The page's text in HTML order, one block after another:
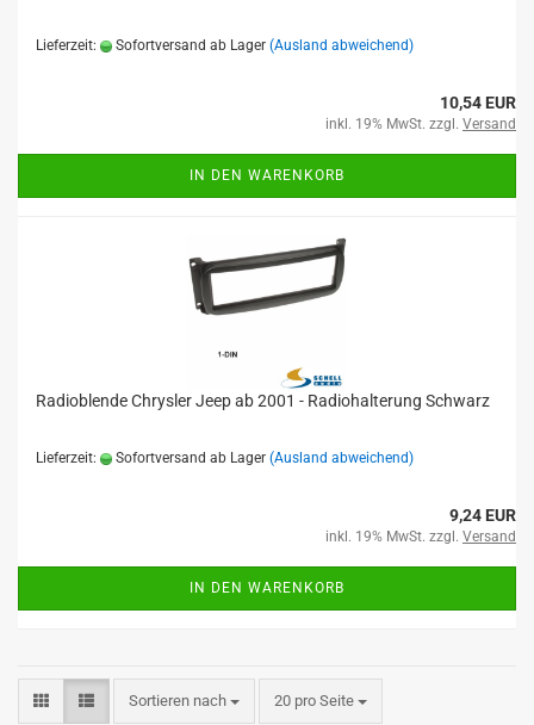
Lieferzeit: Sofortversand ab Lager (Ausland abweichend)
10,54 EUR
inkl. 19% MwSt. zzgl. Versand
IN DEN WARENKORB
Radioblende Chrysler Jeep ab 2001 - Radiohalterung Schwarz
Lieferzeit: Sofortversand ab Lager (Ausland abweichend)
9,24 EUR
inkl. 19% MwSt. zzgl. Versand
IN DEN WARENKORB
Sortieren nach 20 pro Seite